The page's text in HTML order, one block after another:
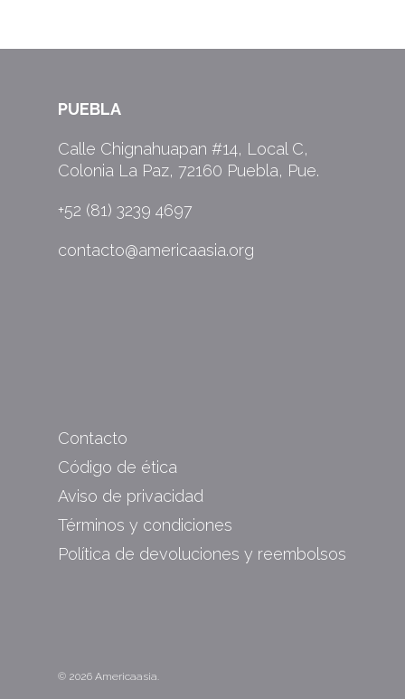
PUEBLA
Calle Chignahuapan #14, Local C,
Colonia La Paz, 72160 Puebla, Pue.
+52 (81) 3239 4697
contacto@americaasia.org
Contacto
Código de ética
Aviso de privacidad
Términos y condiciones
Política de devoluciones y reembolsos
© 2026 Americaasia.